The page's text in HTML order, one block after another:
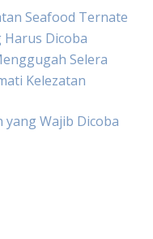
Seafood Ternate
Harus Dicoba
Selera
Kelezatan
Wajib Dicoba